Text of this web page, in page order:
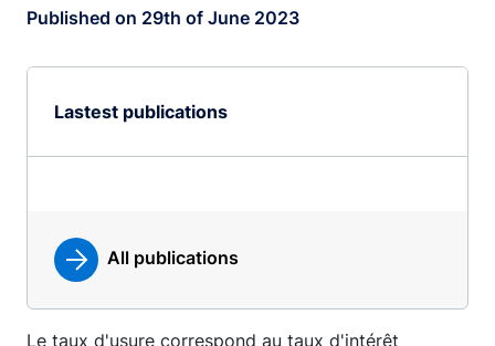
Published on 29th of June 2023
Lastest publications
All publications
Le taux d'usure correspond au taux d'intérêt